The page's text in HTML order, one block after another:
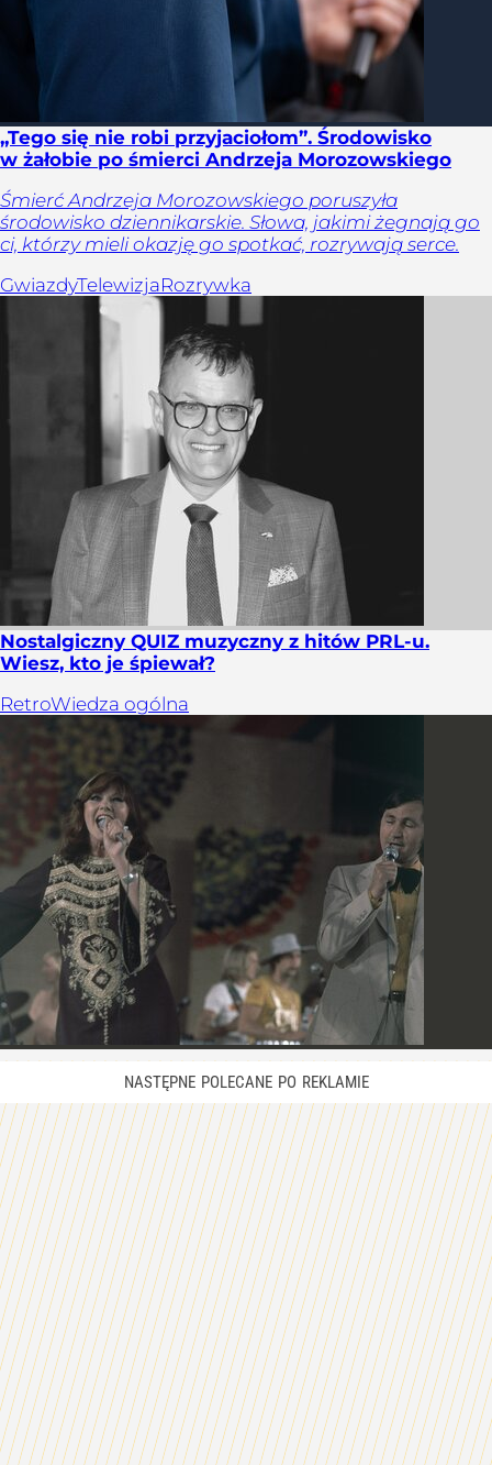
„Tego się nie robi przyjaciołom”. Środowisko
w żałobie po śmierci Andrzeja Morozowskiego
Śmierć Andrzeja Morozowskiego poruszyła
środowisko dziennikarskie. Słowa, jakimi żegnają go
ci, którzy mieli okazję go spotkać, rozrywają serce.
GwiazdyTelewizjaRozrywka
Nostalgiczny QUIZ muzyczny z hitów PRL-u.
Wiesz, kto je śpiewał?
RetroWiedza ogólna